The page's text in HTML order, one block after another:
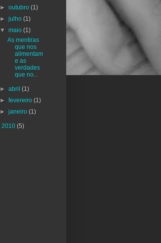
►outubro(1)
►julho(1)
▼maio(1)
As mentiras
que nos
alimentam
e as
verdades
que no...
►abril(1)
►fevereiro(1)
►janeiro(1)
2010 (5)